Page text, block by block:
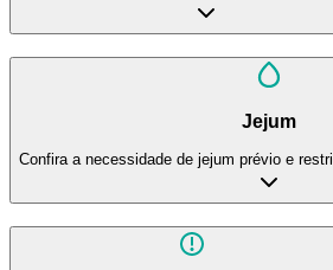
Jejum
Confira a necessidade de jejum prévio e